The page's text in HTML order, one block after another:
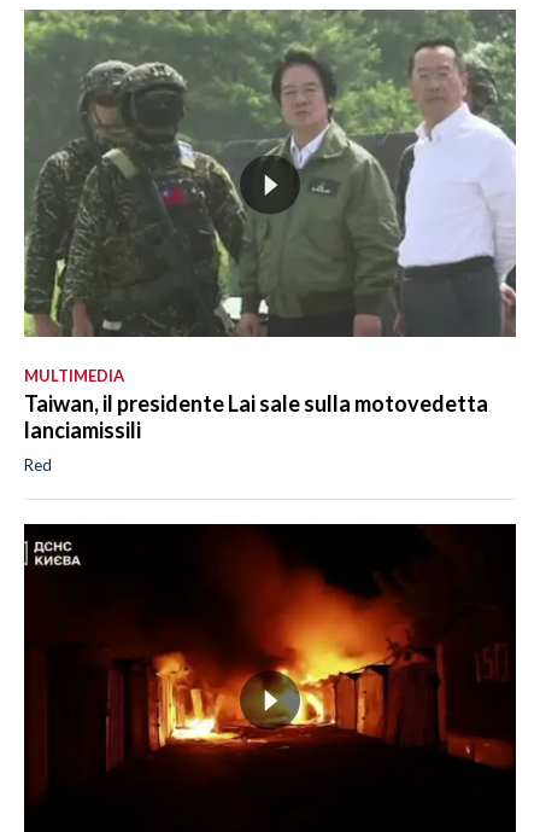
MULTIMEDIA
Taiwan, il presidente Lai sale sulla motovedetta
lanciamissili
Red